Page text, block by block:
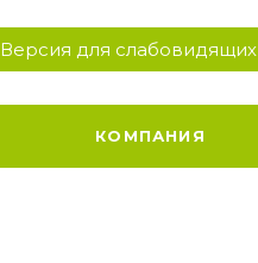
Версия для слабовидящих
КОМПАНИЯ